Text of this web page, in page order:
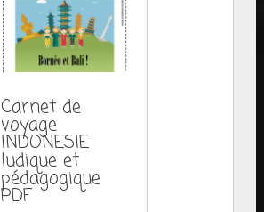
Carnet de
voyage
INDONESIE
ludique et
pédagogique
PDF